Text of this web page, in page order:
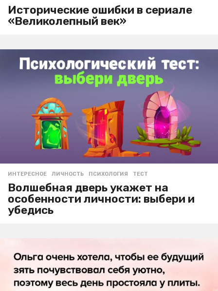
Исторические ошибки в сериале
«Великолепный век»
ИНТЕРЕСНОЕ ЛИЧНОСТЬ ,ПСИХОЛОГИЯ ,ТЕСТ
Волшебная дверь укажет на
особенности личности: выбери и
убедись